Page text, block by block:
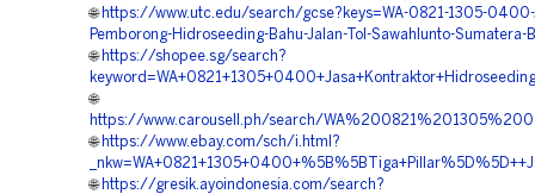
🌐 https://www.utc.edu/search/gcse?keys=WA-0821-1305-0400-
Pemborong-Hidroseeding-Bahu-Jalan-Tol-Sawahlunto-Sumatera-
🌐 https://shopee.sg/search?
🌐
https://www.carousell.ph/search/
🌐 https://www.ebay.com/sch/i.html?
🌐 https://gresik.ayoindonesia.com/search?